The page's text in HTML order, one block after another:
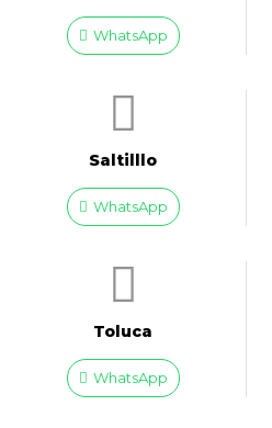
WhatsApp
Saltilllo
WhatsApp
Toluca
WhatsApp